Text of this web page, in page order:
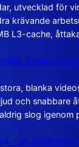
utvecklad för
krävande
L3-cache,
filmskivan
blanka
och snabbare
slog igenom
– en